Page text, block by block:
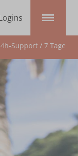
Support / 7 Tage